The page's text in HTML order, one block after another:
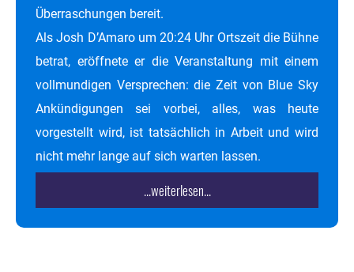
Überraschungen bereit.
Als Josh D’Amaro um 20:24 Uhr Ortszeit die Bühne
betrat, eröffnete er die Veranstaltung mit einem
vollmundigen Versprechen: die Zeit von Blue Sky
Ankündigungen sei vorbei, alles, was heute
vorgestellt wird, ist tatsächlich in Arbeit und wird
nicht mehr lange auf sich warten lassen.
...weiterlesen...